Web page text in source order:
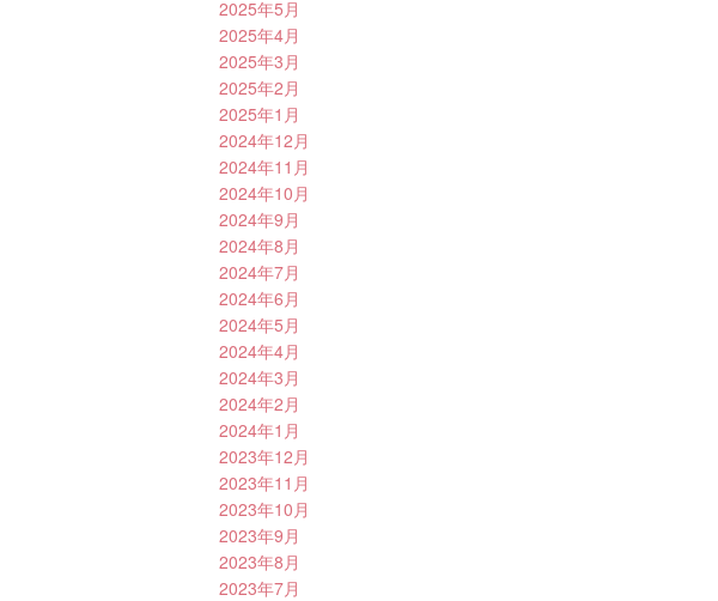
2025年5月
2025年4月
2025年3月
2025年2月
2025年1月
2024年12月
2024年11月
2024年10月
2024年9月
2024年8月
2024年7月
2024年6月
2024年5月
2024年4月
2024年3月
2024年2月
2024年1月
2023年12月
2023年11月
2023年10月
2023年9月
2023年8月
2023年7月